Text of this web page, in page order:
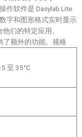
作软件是 Dasylab Lite
字和图形格式实时显示
们的特定应用。
了额外的功能。规格
至 35°C